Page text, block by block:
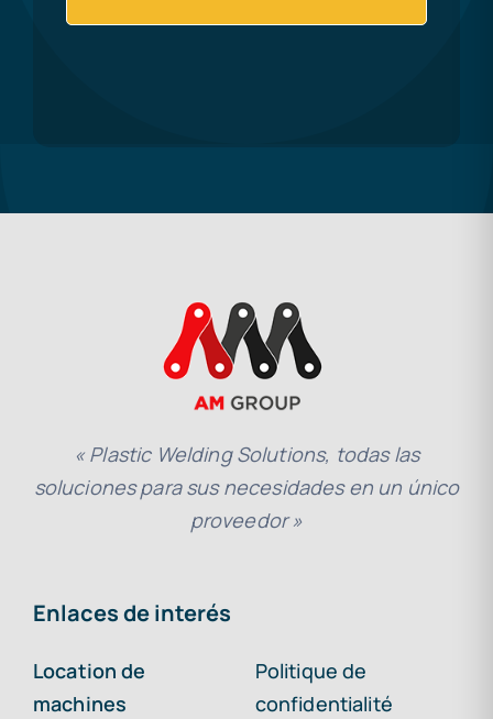
« Plastic Welding Solutions, todas las
soluciones para sus necesidades en un único
proveedor »
Enlaces de interés
Location de
machines
Politique de
confidentialité